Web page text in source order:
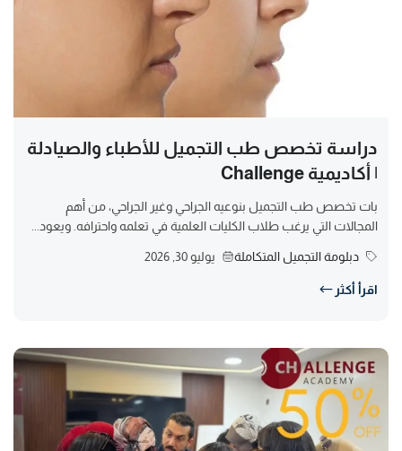
دراسة تخصص طب التجميل للأطباء والصيادلة
| أكاديمية Challenge
بات تخصص طب التجميل بنوعيه الجراحي وغير الجراحي، من أهم
المجالات التي يرغب طلاب الكليات العلمية في تعلمه واحترافه. ويعود...
دبلومة التجميل المتكاملة يوليو 30, 2026
اقرأ أكثر